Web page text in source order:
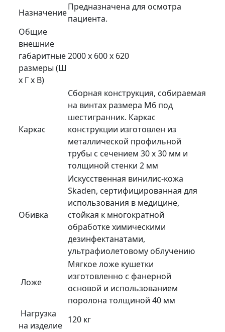
Назначение
Предназначена для осмотра
пациента.
Общие
внешние
габаритные
размеры (Ш
х Г х В)
2000 х 600 х 620
Каркас
Сборная конструкция, собираемая
на винтах размера М6 под
шестигранник. Каркас
конструкции изготовлен из
металлической профильной
трубы с сечением 30 х 30 мм и
толщиной стенки 2 мм
Обивка
Искусственная винилис-кожа
Skaden, сертифицированная для
использования в медицине,
стойкая к многократной
обработке химическими
дезинфектанатами,
ультрафиолетовому облучению
Ложе
Мягкое ложе кушетки
изготовленно с фанерной
основой и использованием
поролона толщиной 40 мм
Нагрузка
на изделие
120 кг